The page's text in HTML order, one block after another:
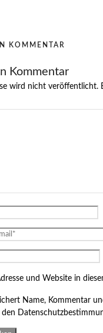
KOMMENTAR
Kommentar
wird nicht veröffentlicht.
und Website in
Name, Kommentar